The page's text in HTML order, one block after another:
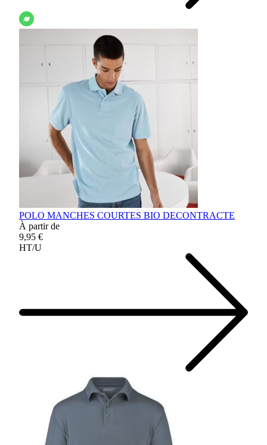
POLO MANCHES COURTES BIO DECONTRACTE
À partir de
9,95 €
HT/U